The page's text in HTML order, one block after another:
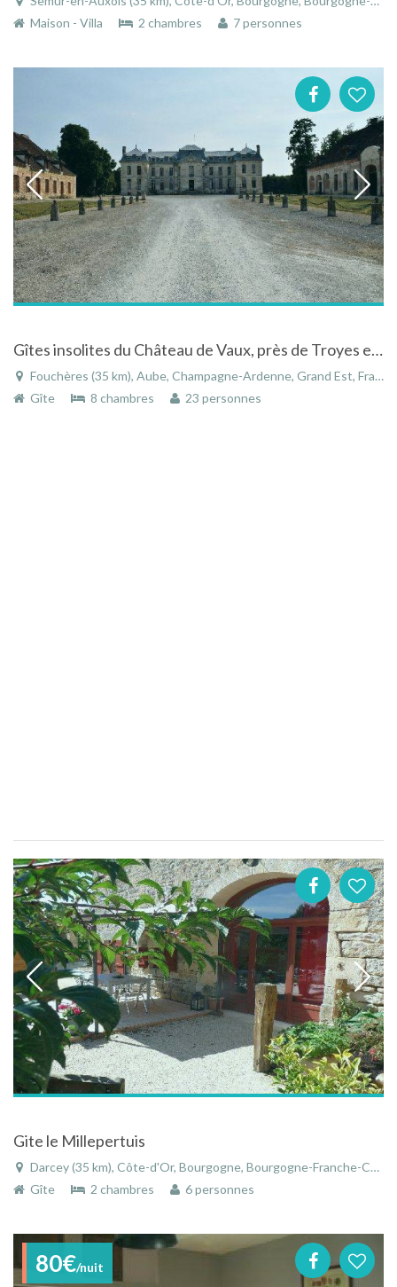
Maison - Villa
2 chambres 7 personnes
Gîtes insolites du Château de Vaux, près de Troyes en Champagne
Fouchères (35 km), Aube, Champagne-Ardenne, Grand Est, France
Gîte
8 chambres 23 personnes
Gite le Millepertuis
Darcey (35 km), Côte-d'Or, Bourgogne, Bourgogne-Franche-Comté, France
Gîte
2 chambres 6 personnes
80€/nuit